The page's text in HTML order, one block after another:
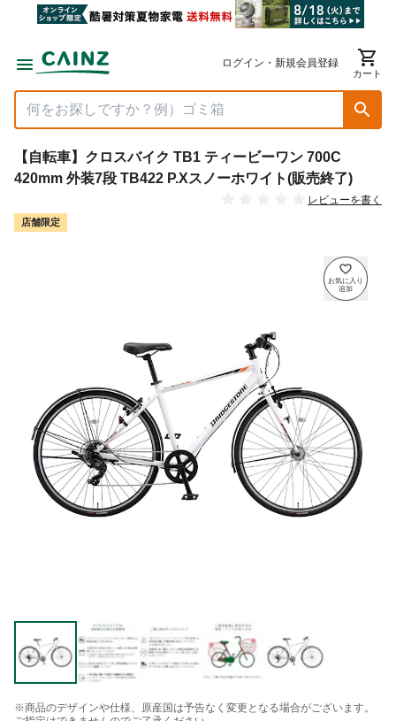
ログイン・新規会員登録
カート
【自転車】クロスバイク TB1 ティービーワン 700C
420mm 外装7段 TB422 P.Xスノーホワイト(販売終了)
レビューを書く
店舗限定
※商品のデザインや仕様、原産国は予告なく変更となる場合がございます。